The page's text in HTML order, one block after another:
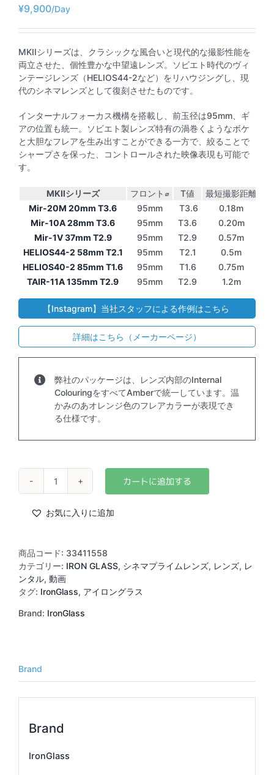
¥9,900
MKIIシリーズは、クラシックな風合いと現代的な撮影性能を
両立させた、個性豊かな中望遠レンズ。ソビエト時代のヴィ
ンテージレンズ（HELIOS44-2など）をリハウジングし、現
代のシネマレンズとして復刻させたものです。
インターナルフォーカス機構を搭載し、前玉径は95mm、ギ
アの位置も統一。ソビエト製レンズ特有の渦巻くようなボケ
と大胆なフレアを生み出すことができる一方で、絞ることで
シャープさを保った、コントロールされた映像表現も可能で
す。
MKIIシリーズ フロント⌀ T値 最短撮影距離
Mir-20M 20mm T3.6
95mm T3.6
0.18m
Mir-10A 28mm T3.6
95mm T3.6
0.20m
Mir-1V 37mm T2.9
95mm T2.9
0.57m
HELIOS44-2 58mm T2.1
95mm T2.1
0.5m
HELIOS40-2 85mm T1.6
95mm T1.6 0.75m
TAIR-11A 135mm T2.9 95mm T2.9 1.2m
【Instagram】当社スタッフによる作例はこちら
詳細はこちら（メーカーページ）
弊社のパッケージは、レンズ内部のInternal
ColouringをすべてAmberで統一しています。温
かみのあオレンジ色のフレアカラーが表現でき
る仕様です。
IronGlass
Rehoused
2
85mm
T1.6
(PL)
個
お気に入りに追加
商品コード: 33411558
カテゴリー: IRON GLASS, シネマプライムレンズ, レンズ, レ
ンタル, 動画
タグ: IronGlass, アイロングラス
Brand: IronGlass
Brand
Brand
IronGlass